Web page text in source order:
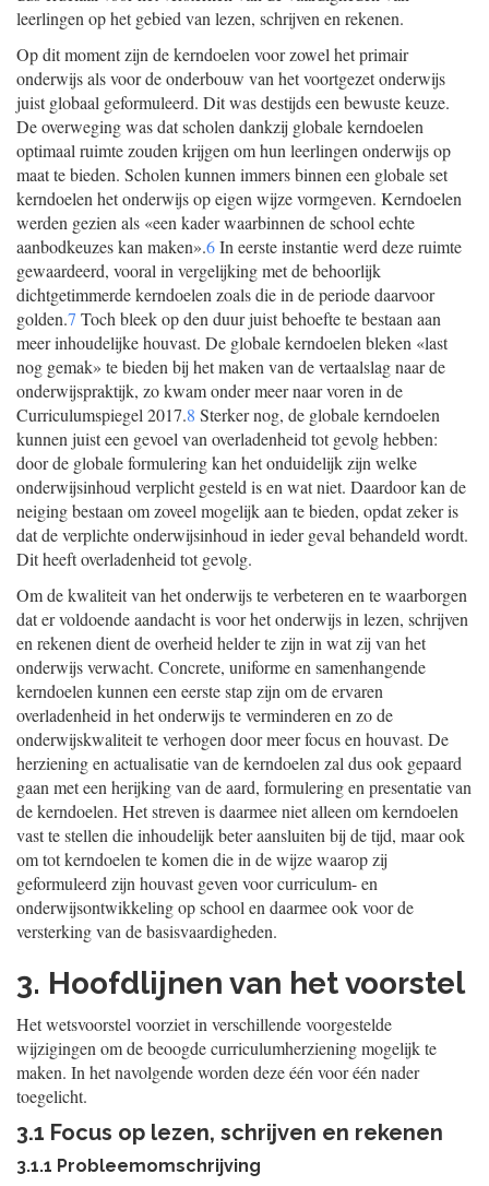
leerlingen op het gebied van lezen, schrijven en rekenen.
Op dit moment zijn de kerndoelen voor zowel het primair
onderwijs als voor de onderbouw van het voortgezet onderwijs
juist globaal geformuleerd. Dit was destijds een bewuste keuze.
De overweging was dat scholen dankzij globale kerndoelen
optimaal ruimte zouden krijgen om hun leerlingen onderwijs op
maat te bieden. Scholen kunnen immers binnen een globale set
kerndoelen het onderwijs op eigen wijze vormgeven. Kerndoelen
werden gezien als «een kader waarbinnen de school echte
aanbodkeuzes kan maken».6In eerste instantie werd deze ruimte
gewaardeerd, vooral in vergelijking met de behoorlijk
dichtgetimmerde kerndoelen zoals die in de periode daarvoor
golden.7 Toch bleek op den duur juist behoefte te bestaan aan
meer inhoudelijke houvast. De globale kerndoelen bleken «last
nog gemak» te bieden bij het maken van de vertaalslag naar de
onderwijspraktijk, zo kwam onder meer naar voren in de
Curriculumspiegel 2017.8 Sterker nog, de globale kerndoelen
kunnen juist een gevoel van overladenheid tot gevolg hebben:
door de globale formulering kan het onduidelijk zijn welke
onderwijsinhoud verplicht gesteld is en wat niet. Daardoor kan de
neiging bestaan om zoveel mogelijk aan te bieden, opdat zeker is
dat de verplichte onderwijsinhoud in ieder geval behandeld wordt.
Dit heeft overladenheid tot gevolg.
Om de kwaliteit van het onderwijs te verbeteren en te waarborgen
dat er voldoende aandacht is voor het onderwijs in lezen, schrijven
en rekenen dient de overheid helder te zijn in wat zij van het
onderwijs verwacht. Concrete, uniforme en samenhangende
kerndoelen kunnen een eerste stap zijn om de ervaren
overladenheid in het onderwijs te verminderen en zo de
onderwijskwaliteit te verhogen door meer focus en houvast. De
herziening en actualisatie van de kerndoelen zal dus ook gepaard
gaan met een herijking van de aard, formulering en presentatie van
de kerndoelen. Het streven is daarmee niet alleen om kerndoelen
vast te stellen die inhoudelijk beter aansluiten bij de tijd, maar ook
om tot kerndoelen te komen die in de wijze waarop zij
geformuleerd zijn houvast geven voor curriculum- en
onderwijsontwikkeling op school en daarmee ook voor de
versterking van de basisvaardigheden.
3. Hoofdlijnen van het voorstel
Het wetsvoorstel voorziet in verschillende voorgestelde
wijzigingen om de beoogde curriculumherziening mogelijk te
maken. In het navolgende worden deze één voor één nader
toegelicht.
3.1 Focus op lezen, schrijven en rekenen
3.1.1 Probleemomschrijving